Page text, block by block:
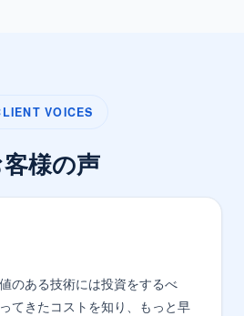
VOICES
様の声
のある技術には投資をするべ
てきたコストを知り、もっと早